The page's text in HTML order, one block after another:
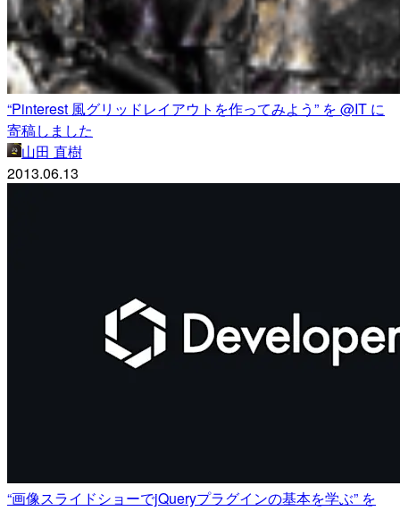
“Pinterest 風グリッドレイアウトを作ってみよう” を @IT に
寄稿しました
山田 直樹
2013.06.13
“画像スライドショーでjQueryプラグインの基本を学ぶ” を